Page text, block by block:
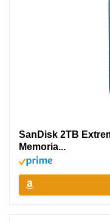
SanDisk 2TB
Memoria...